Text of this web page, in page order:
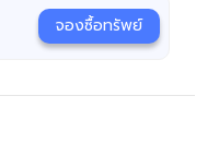
จองซื้อทรัพย์